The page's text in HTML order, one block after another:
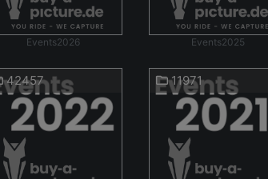
Events2026 Events2025
42457 11971